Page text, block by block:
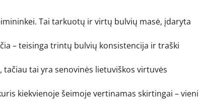
Tai tarkuotų ir virtų bulvių masė, įdaryta
– teisinga trintų bulvių konsistencija ir traški
tai yra senovinės lietuviškos virtuvės
kiekvienoje šeimoje vertinamas skirtingai – vieni